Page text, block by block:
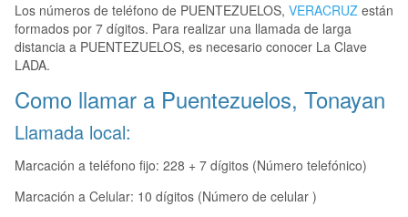
Los números de teléfono de PUENTEZUELOS, VERACRUZ están
formados por 7 dígitos. Para realizar una llamada de larga
distancia a PUENTEZUELOS, es necesario conocer La Clave
LADA.
Como llamar a Puentezuelos, Tonayan
Llamada local:
Marcación a teléfono fijo: 228 + 7 dígitos (Número telefónico)
Marcación a Celular: 10 dígitos (Número de celular )